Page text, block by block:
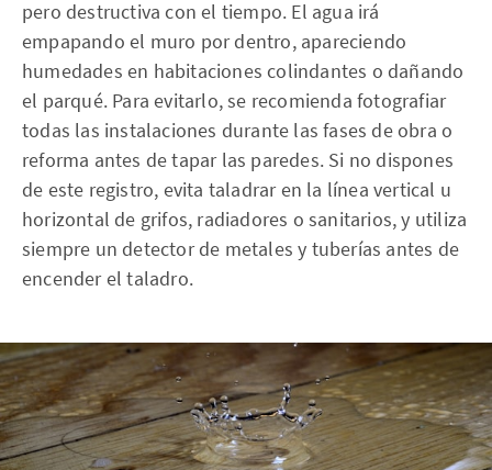
pero destructiva con el tiempo. El agua irá
empapando el muro por dentro, apareciendo
humedades en habitaciones colindantes o dañando
el parqué. Para evitarlo, se recomienda fotografiar
todas las instalaciones durante las fases de obra o
reforma antes de tapar las paredes. Si no dispones
de este registro, evita taladrar en la línea vertical u
horizontal de grifos, radiadores o sanitarios, y utiliza
siempre un detector de metales y tuberías antes de
encender el taladro.